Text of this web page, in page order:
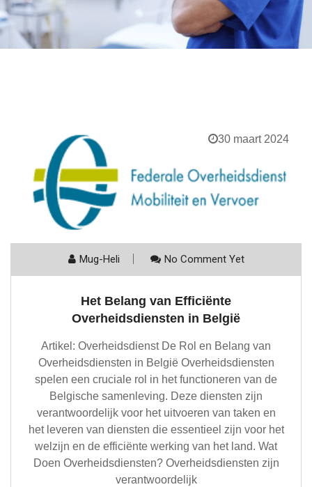
30 maart 2024
Mug-Heli No Comment Yet
Het Belang van Efficiënte
Overheidsdiensten in België
Artikel: Overheidsdienst De Rol en Belang van
Overheidsdiensten in België Overheidsdiensten
spelen een cruciale rol in het functioneren van de
Belgische samenleving. Deze diensten zijn
verantwoordelijk voor het uitvoeren van taken en
het leveren van diensten die essentieel zijn voor het
welzijn en de efficiënte werking van het land. Wat
Doen Overheidsdiensten? Overheidsdiensten zijn
verantwoordelijk